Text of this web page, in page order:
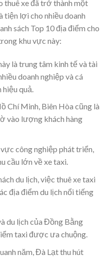
thuê xe đã trở thành một
tiện lợi cho nhiều doanh
sách Top 10 địa điểm cho
khu vực này:
là trung tâm kinh tế và tài
doanh nghiệp và cá
hiệu quả.
Chí Minh, Biên Hòa cũng là
vào lượng khách hàng
công nghiệp phát triển,
cầu lớn về xe taxi.
du lịch, việc thuê xe taxi
địa điểm du lịch nổi tiếng
du lịch của Đồng Bằng
taxi được ưa chuộng.
năm, Đà Lạt thu hút